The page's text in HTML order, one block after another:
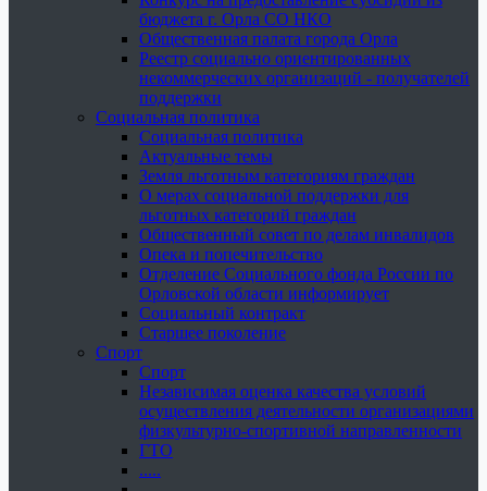
бюджета г. Орла СО НКО
Общественная палата города Орла
Реестр социально ориентированных
некоммерческих организаций - получателей
поддержки
Социальная политика
Социальная политика
Актуальные темы
Земля льготным категориям граждан
О мерах социальной поддержки для
льготных категорий граждан
Общественный совет по делам инвалидов
Опека и попечительство
Отделение Социального фонда России по
Орловской области информирует
Социальный контракт
Старшее поколение
Спорт
Спорт
Независимая оценка качества условий
осуществления деятельности организациями
физкультурно-спортивной направленности
ГТО
.....